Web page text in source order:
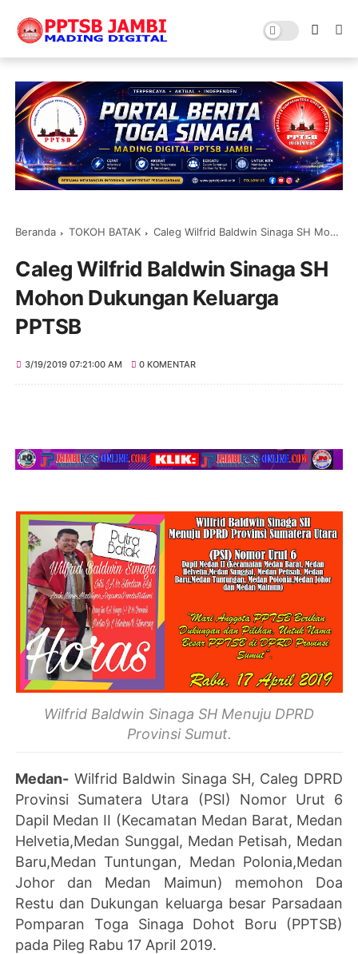
Beranda TOKOH BATAK Caleg Wilfrid Baldwin Sinaga SH Mohon Dukungan Keluarga PPTSB
Caleg Wilfrid Baldwin Sinaga SH
Mohon Dukungan Keluarga
PPTSB
3/19/2019 07:21:00 AM 0 KOMENTAR
Wilfrid Baldwin Sinaga SH Menuju DPRD
Provinsi Sumut.
Medan- Wilfrid Baldwin Sinaga SH, Caleg DPRD
Provinsi Sumatera Utara (PSI) Nomor Urut 6
Dapil Medan II (Kecamatan Medan Barat, Medan
Helvetia,Medan Sunggal, Medan Petisah, Medan
Baru,Medan Tuntungan, Medan Polonia,Medan
Johor dan Medan Maimun) memohon Doa
Restu dan Dukungan keluarga besar Parsadaan
Pomparan Toga Sinaga Dohot Boru (PPTSB)
pada Pileg Rabu 17 April 2019.